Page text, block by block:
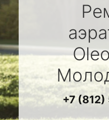
+7